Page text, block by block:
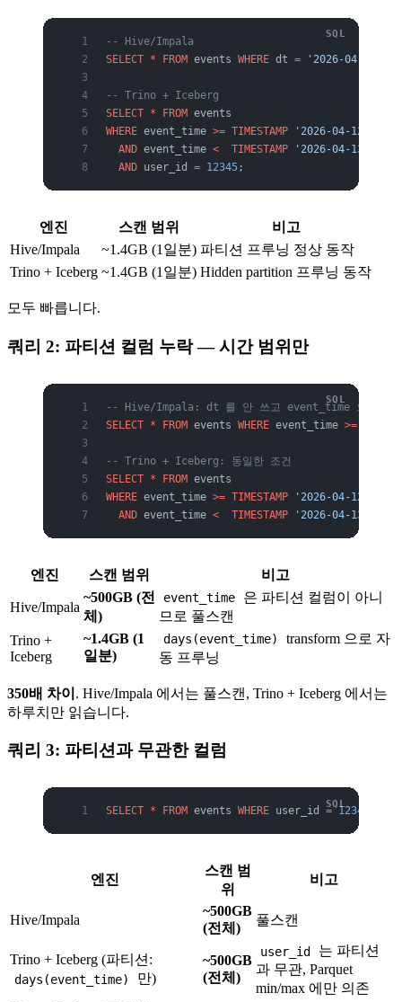
-- Hive/Impala
SELECT * FROM events WHERE dt = '2026-04-12'
-- Trino + Iceberg
SELECT * FROM events
WHERE event_time >= TIMESTAMP '2026-04-12
  AND
event_time <
  TIMESTAMP
'2026-04-13
  AND
user_id = 12345;
엔진 스캔 범위
비고
Hive/Impala
~1.4GB (1일분) 파티션 프루닝 정상 동작
Trino + Iceberg ~1.4GB (1일분) Hidden partition 프루닝 동작
모두 빠릅니다.
쿼리 2: 파티션 컬럼 누락 — 시간 범위만
-- Hive/Impala: dt 를 안 쓰고 event_time 으로만
SELECT * FROM events WHERE event_time >=
-- Trino + Iceberg: 동일한 조건
SELECT * FROM events
WHERE event_time >= TIMESTAMP '2026-04-12
  AND
event_time <
  TIMESTAMP
'2026-04-13
엔진 스캔 범위 비고
Hive/Impala
~500GB (전
체)
event_time
은 파티션 컬럼이 아니
므로 풀스캔
Trino +
Iceberg
~1.4GB (1
일분)
days(event_time)
transform 으로 자
동 프루닝
350배 차이 . Hive/Impala 에서는 풀스캔, Trino + Iceberg 에서는
하루치만 읽습니다.
쿼리 3: 파티션과 무관한 컬럼
SELECT * FROM events WHERE user_id = 12345
엔진
스캔 범
위
비고
Hive/Impala
~500GB
(전체)
풀스캔
Trino + Iceberg (파티션:
days(event_time) 만)
~500GB
(전체)
user_id
는 파티션
과 무관, Parquet
min/max 에만 의존